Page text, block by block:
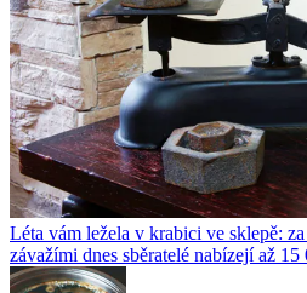
Léta vám ležela v krabici ve sklepě:
závažími dnes sběratelé nabízejí až